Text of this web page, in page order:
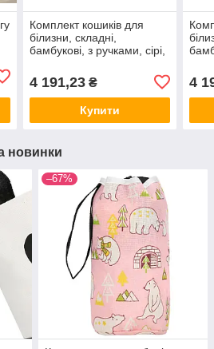
Комплект кошиків для
білизни, складні,
бамбукові, з ручками, сірі,
4 191,23₴
Купити
4
новинки
–67%